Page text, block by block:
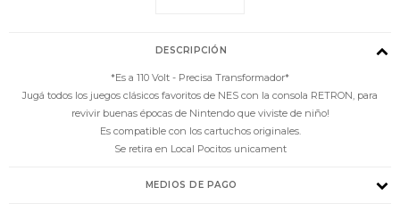
DESCRIPCIÓN
*Es a 110 Volt - Precisa Transformador*
Jugá todos los juegos clásicos favoritos de NES con la consola RETRON, para
revivir buenas épocas de Nintendo que viviste de niño!
Es compatible con los cartuchos originales.
Se retira en Local Pocitos unicament
MEDIOS DE PAGO